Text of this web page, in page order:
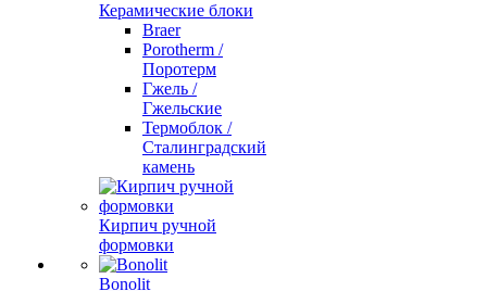
Керамические блоки
Braer
Porotherm /
Поротерм
Гжель /
Гжельские
Термоблок /
Сталинградский
камень
Кирпич ручной
формовки
Bonolit